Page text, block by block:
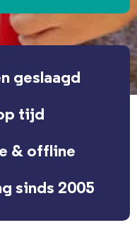
geslaagd
tijd
& offline
sinds 2005